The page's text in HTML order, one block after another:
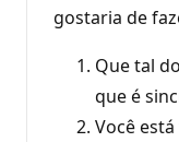
gostaria de
Que tal
que é
Você